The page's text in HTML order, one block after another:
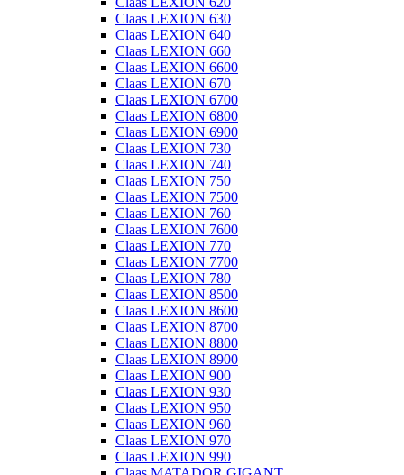
Claas LEXION 630
Claas LEXION 640
Claas LEXION 660
Claas LEXION 6600
Claas LEXION 670
Claas LEXION 6700
Claas LEXION 6800
Claas LEXION 6900
Claas LEXION 730
Claas LEXION 740
Claas LEXION 750
Claas LEXION 7500
Claas LEXION 760
Claas LEXION 7600
Claas LEXION 770
Claas LEXION 7700
Claas LEXION 780
Claas LEXION 8500
Claas LEXION 8600
Claas LEXION 8700
Claas LEXION 8800
Claas LEXION 8900
Claas LEXION 900
Claas LEXION 930
Claas LEXION 950
Claas LEXION 960
Claas LEXION 970
Claas LEXION 990